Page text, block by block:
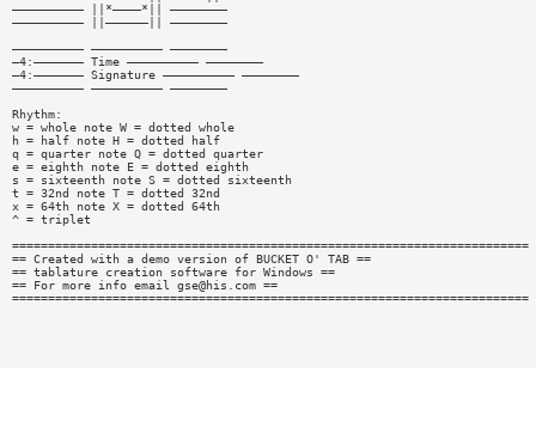
—————————— ||*————*|| ————————
—————————— ||——————|| ————————
—————————— —————————— ————————
—4:——————— Time —————————— ————————
—4:——————— Signature —————————— ————————
—————————— —————————— ————————
Rhythm:
w = whole note W = dotted whole
h = half note H = dotted half
q = quarter note Q = dotted quarter
e = eighth note E = dotted eighth
s = sixteenth note S = dotted sixteenth
t = 32nd note T = dotted 32nd
x = 64th note X = dotted 64th
^ = triplet
========================================================================
== Created with a demo version of BUCKET O' TAB ==
== tablature creation software for Windows ==
== For more info email gse@his.com==
========================================================================